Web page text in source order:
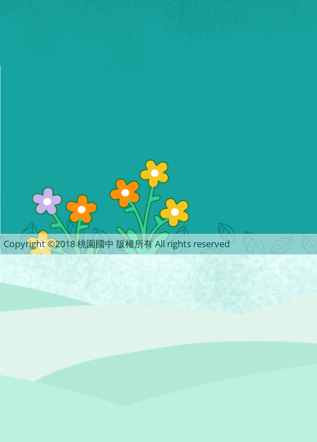
Copyright ©2018 桃園國中 版權所有 All rights reserved